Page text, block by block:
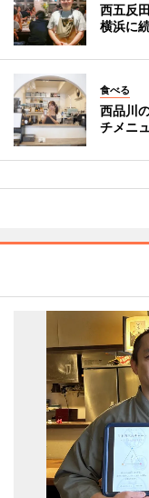
西五反
横浜に
食べる
西品川
チメニ